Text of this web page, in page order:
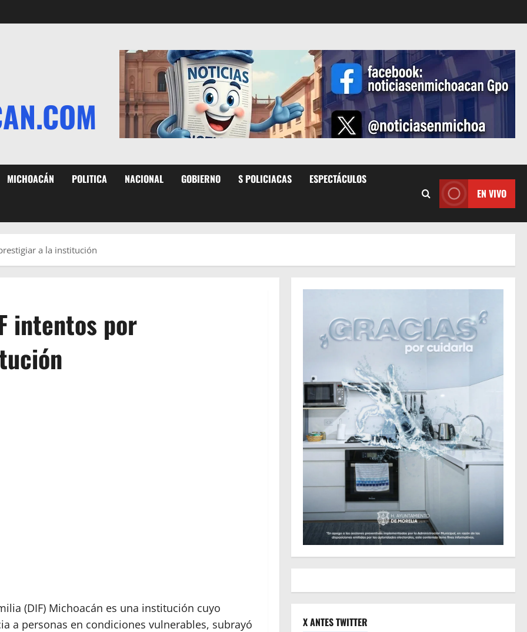
MICHOACÁN POLITICA NACIONAL GOBIERNO S POLICIACAS ESPECTÁCULOS
EN VIVO
a la institución
intentos por
(DIF) Michoacán es una institución cuyo
a personas en condiciones vulnerables, subrayó
X ANTES TWITTER